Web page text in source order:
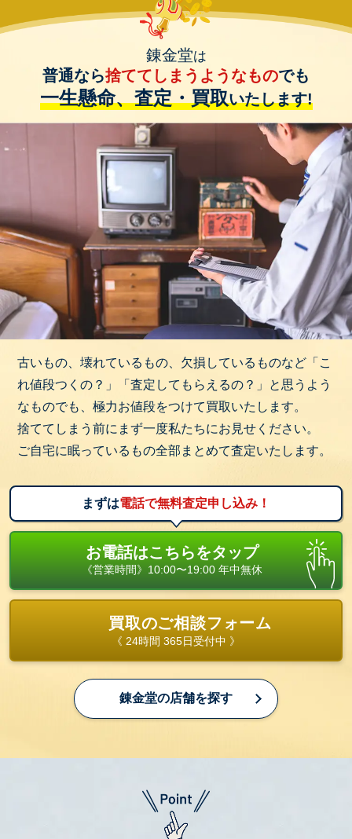
錬金堂は
普通なら捨ててしまうようなものでも
一生懸命、査定・買取いたします!
古いもの、壊れているもの、欠損しているものなど「こ
れ値段つくの？」「査定してもらえるの？」と思うよう
なものでも、極力お値段をつけて買取いたします。
捨ててしまう前にまず一度私たちにお見せください。
ご自宅に眠っているもの全部まとめて査定いたします。
まずは電話で無料査定申し込み！
お電話はこちらをタップ
《営業時間》10:00〜19:00 年中無休
買取のご相談フォーム
《 24時間 365日受付中 》
錬金堂の店舗を探す